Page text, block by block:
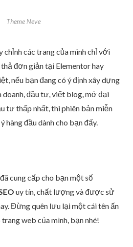
Theme Neve
chỉnh các trang của mình chỉ với
đơn giản tại Elementor hay
nếu bạn đang có ý định xây dựng
đầu tư, viết blog, mở đại
tư thấp nhất, thì phiên bản miễn
hàng đầu dành cho bạn đấy.
cung cấp cho bạn một số
uy tín, chất lượng và được sử
Đừng quên lưu lại một cái tên ấn
web của mình, bạn nhé!